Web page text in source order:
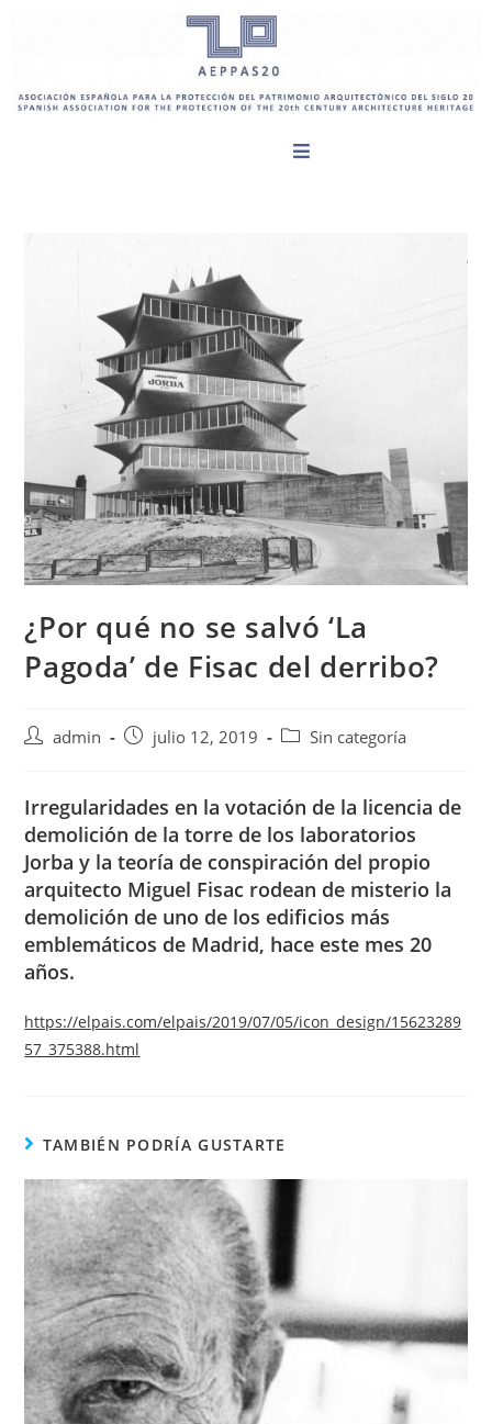
¿Por qué no se salvó ‘La
Pagoda’ de Fisac del derribo?
admin julio 12, 2019 Sin categoría
Irregularidades en la votación de la licencia de
demolición de la torre de los laboratorios
Jorba y la teoría de conspiración del propio
arquitecto Miguel Fisac rodean de misterio la
demolición de uno de los edificios más
emblemáticos de Madrid, hace este mes 20
años.
https://elpais.com/elpais/2019/07/05/icon_design/15623289
57_375388.html
TAMBIÉN PODRÍA GUSTARTE